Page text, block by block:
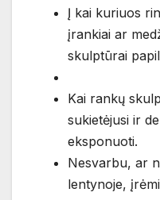
Į kai kuriuos
įrankiai ar
skulptūrai
Kai rankų
sukietėjusi ir
eksponuoti.
Nesvarbu, ar
lentynoje,